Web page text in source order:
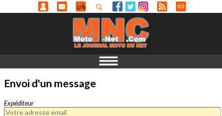
Envoi d'un message
Expéditeur